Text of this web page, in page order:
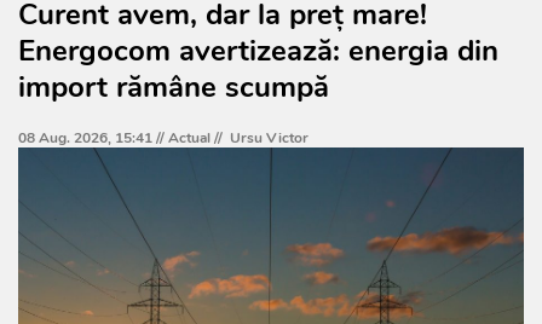
Curent avem, dar la preț mare!
Energocom avertizează: energia din
import rămâne scumpă
08 Aug. 2026, 15:41 //Actual// Ursu Victor